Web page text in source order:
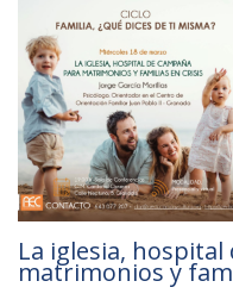
La iglesia,
matrimonios y